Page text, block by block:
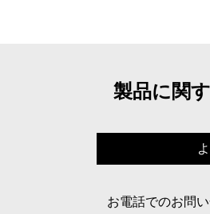
製品に関
お電話でのお問